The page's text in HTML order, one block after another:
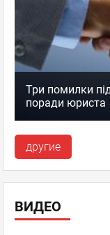
Три помилки
поради юриста
другие
ВИДЕО